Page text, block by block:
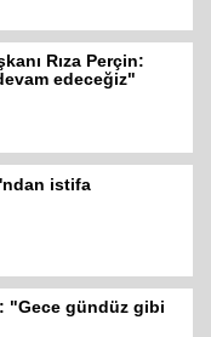
Rıza Perçin:
edeceğiz"
istifa
"Gece gündüz gibi